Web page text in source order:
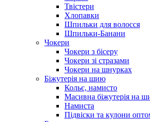
Твістери
Хлопавки
Шпильки для волосся
Шпильки-Банани
Чокери
Чокери з бісеру
Чокери зі стразами
Чокери на шнурках
Біжутерія на шию
Кольє, намисто
Масивна біжутерія на
Намиста
Підвіски та кулони